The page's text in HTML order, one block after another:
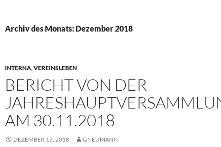
Archiv des Monats: Dezember 2018
INTERNA,VEREINSLEBEN
BERICHT VON DER
AM 30.11.2018
DEZEMBER 17, 2018 GNEUMANN